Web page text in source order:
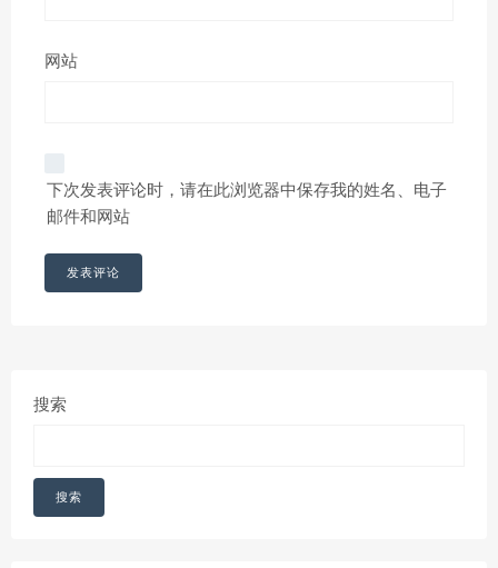
网站
下次发表评论时，请在此浏览器中保存我的姓名、电子
邮件和网站
搜索
搜索